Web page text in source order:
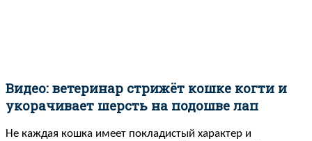
Видео: ветеринар стрижёт кошке когти и
укорачивает шерсть на подошве лап
Не каждая кошка имеет покладистый характер и